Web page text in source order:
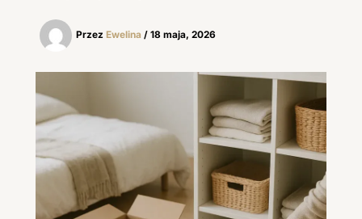
Przez Ewelina / 18 maja, 2026